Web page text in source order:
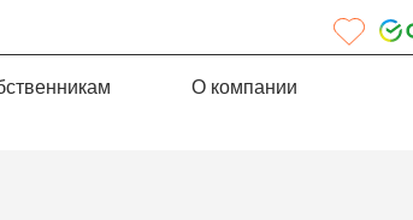
О компании